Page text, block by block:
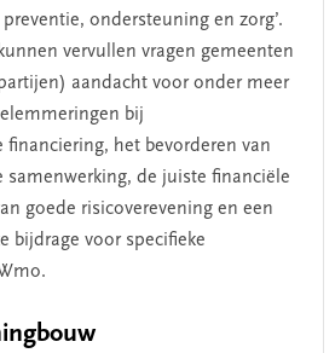
ondersteuning en zorg’.
vervullen vragen gemeenten
aandacht voor onder meer
bij
het bevorderen van
de juiste financiële
goede risicoverevening en een
bijdrage voor specifieke